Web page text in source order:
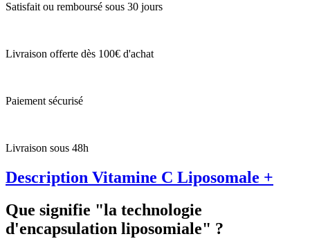
Satisfait ou remboursé sous 30 jours
Livraison offerte dès 100€ d'achat
Paiement sécurisé
Livraison sous 48h
Description Vitamine C Liposomale +
Que signifie "la technologie
d'encapsulation liposomiale" ?